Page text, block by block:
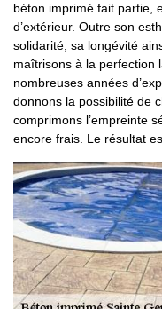
béton imprimé fait partie,
d’extérieur. Outre son
solidarité, sa longévité
maîtrisons à la perfection
nombreuses années
donnons la possibilité de
comprimons l’empreinte
encore frais. Le résultat